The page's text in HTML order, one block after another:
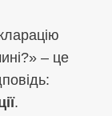
– це
.